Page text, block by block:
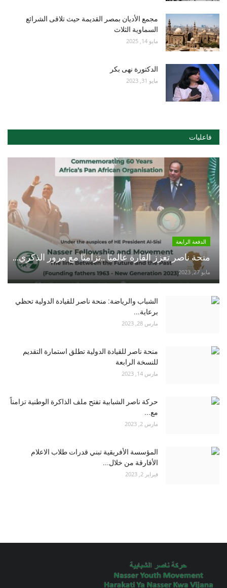
مجمع الأديان بمصر القديمة حيث تلاقى الشرائع
السماوية الثلاث
مايو 14, 2025
الدكتورة نهى بكر
مايو 31, 2023
فاعليات
الدفعة الرابعة
منحة ناصر تعزز القارة عالميًا ..تزامنًا مع مرور الذكري...
مايو 27, 2023
الشباب والرياضة: منحة ناصر للقيادة الدولية تحظي
برعاية...
مارس 28, 2023
منحة ناصر للقيادة الدولية تطلق استمارة التقديم
للنسخة الرابعة
مارس 14, 2023
حركة ناصر الشبابية تفتح ملف الذاكرة الوطنية تزامناً
مع...
مارس 2, 2023
المؤسسة الأفريقية تبني قدرات طلاب الاعلام
الأفارقة من خلال...
فبراير 2, 2023